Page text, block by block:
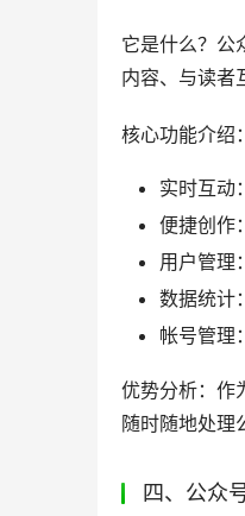
它是什么？公
内容、与读者
核心功能介绍：
实时互动
便捷创作
用户管理
数据统计
帐号管理
优势分析：作
随时随地处理
四、公众